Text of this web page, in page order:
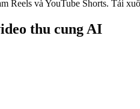
Reels và YouTube Shorts. Tải
thu cung AI